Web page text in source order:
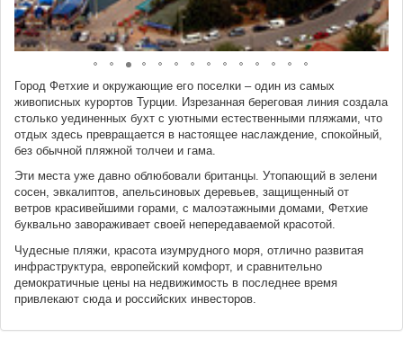
Город Фетхие и окружающие его поселки – один из самых
живописных курортов Турции. Изрезанная береговая линия создала
столько уединенных бухт с уютными естественными пляжами, что
отдых здесь превращается в настоящее наслаждение, спокойный,
без обычной пляжной толчеи и гама.
Эти места уже давно облюбовали британцы. Утопающий в зелени
сосен, эвкалиптов, апельсиновых деревьев, защищенный от
ветров красивейшими горами, с малоэтажными домами, Фетхие
буквально завораживает своей непередаваемой красотой.
Чудесные пляжи, красота изумрудного моря, отлично развитая
инфраструктура, европейский комфорт, и сравнительно
демократичные цены на недвижимость в последнее время
привлекают сюда и российских инвесторов.